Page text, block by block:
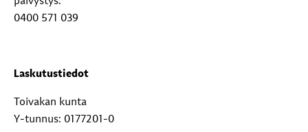
0400 571 039
Laskutustiedot
Toivakan kunta
Y-tunnus: 0177201-0